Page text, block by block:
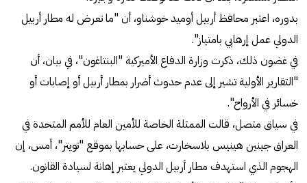
بدوره، اعتبر ‏محافظ أربيل أوميد خوشناو، أن "ما تعرض له مطار أربيل
الدولي عمل إرهابي بامتياز".
في غضون ذلك، ذكرت وزارة الدفاع الأميركية "البنتاغون"، في بيان، أن
"التقارير الأولية تشير إلى عدم حدوث أضرار بمطار أربيل أو إصابات أو
خسائر في الأرواح".
في سياق متصل، قالت الممثلة الخاصة للأمين العام للأمم المتحدة في
العراق جينين هينيس بلاسخارت، على حسابها بموقع "تويتر"، أمس، إن
الهجوم الذي استهدف مطار أربيل الدولي يعتبر إهانة لسيادة القانون.